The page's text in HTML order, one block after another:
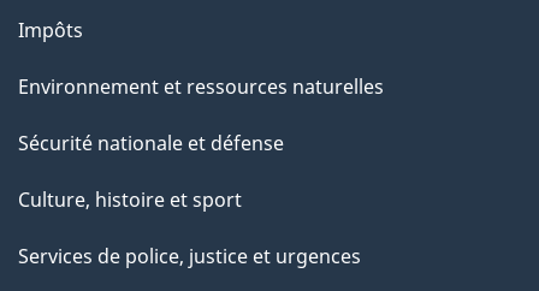
e
Impôts
Environnement et ressources naturelles
Sécurité nationale et défense
Culture, histoire et sport
Services de police, justice et urgences